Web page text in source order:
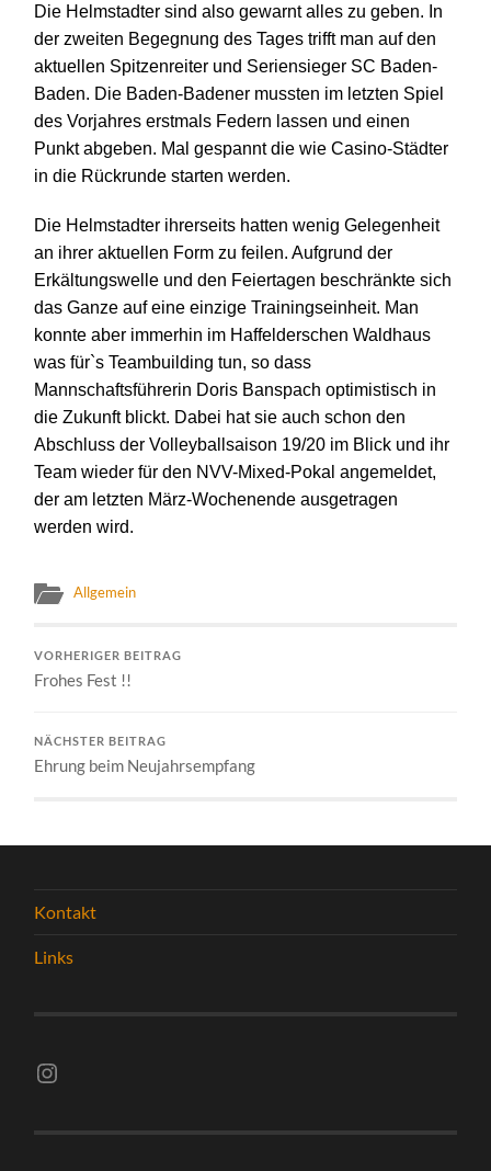
Die Helmstadter sind also gewarnt alles zu geben. In
der zweiten Begegnung des Tages trifft man auf den
aktuellen Spitzenreiter und Seriensieger SC Baden-
Baden. Die Baden-Badener mussten im letzten Spiel
des Vorjahres erstmals Federn lassen und einen
Punkt abgeben. Mal gespannt die wie Casino-Städter
in die Rückrunde starten werden.
Die Helmstadter ihrerseits hatten wenig Gelegenheit
an ihrer aktuellen Form zu feilen. Aufgrund der
Erkältungswelle und den Feiertagen beschränkte sich
das Ganze auf eine einzige Trainingseinheit. Man
konnte aber immerhin im Haffelderschen Waldhaus
was für`s Teambuilding tun, so dass
Mannschaftsführerin Doris Banspach optimistisch in
die Zukunft blickt. Dabei hat sie auch schon den
Abschluss der Volleyballsaison 19/20 im Blick und ihr
Team wieder für den NVV-Mixed-Pokalangemeldet,
der am letzten März-Wochenende ausgetragen
werden wird.
Allgemein
VORHERIGER BEITRAG
Frohes Fest !!
NÄCHSTER BEITRAG
Ehrung beim Neujahrsempfang
Kontakt
Links
Instagram vsghelmstadt.volleyball